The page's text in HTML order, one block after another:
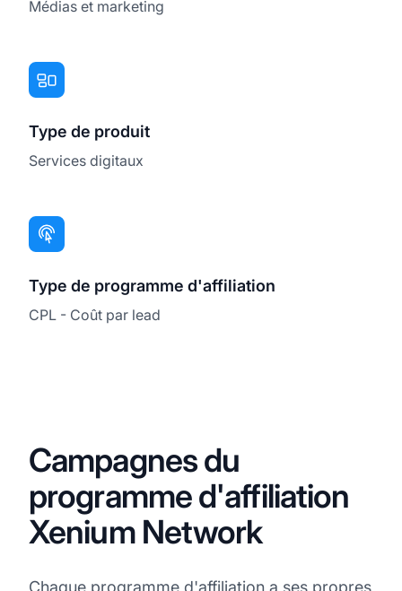
Médias et marketing
Type de produit
Services digitaux
Type de programme d'affiliation
CPL - Coût par lead
Campagnes du
programme d'affiliation
Xenium Network
Chaque programme d'affiliation a ses propres